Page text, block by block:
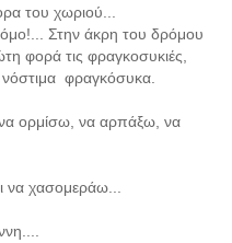
του χωριού...
Στην άκρη του δρόμου
φορά τις φραγκοσυκιές,
φραγκόσυκα.
να ορμίσω, να αρπάξω, να
να χασομεράω...